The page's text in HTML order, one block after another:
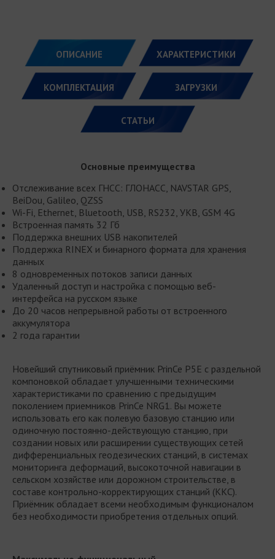
ОПИСАНИЕ ХАРАКТЕРИСТИКИ
КОМПЛЕКТАЦИЯ ЗАГРУЗКИ
СТАТЬИ
Основные преимущества
Отслеживание всех ГНСС: ГЛОНАСС, NAVSTAR GPS,
BeiDou, Galileo, QZSS
Wi-Fi, Ethernet, Bluetooth, USB, RS232, УКВ, GSM 4G
Встроенная память 32 Гб
Поддержка внешних USB накопителей
Поддержка RINEX и бинарного формата для хранения
данных
8 одновременных потоков записи данных
Удаленный доступ и настройка с помощью веб-
интерфейса на русском языке
До 20 часов непрерывной работы от встроенного
аккумулятора
2 года гарантии
Новейший спутниковый приёмник PrinCe P5E с раздельной
компоновкой обладает улучшенными техническими
характеристиками по сравнению с предыдущим
поколением приемников PrinCe NRG1. Вы можете
использовать его как полевую базовую станцию или
одиночную постоянно-действующую станцию, при
создании новых или расширении существующих сетей
дифференциальных геодезических станций, в системах
мониторинга деформаций, высокоточной навигации в
сельском хозяйстве или дорожном строительстве, в
составе контрольно-корректирующих станций (ККС).
Приёмник обладает всеми необходимым функционалом
без необходимости приобретения отдельных опций.